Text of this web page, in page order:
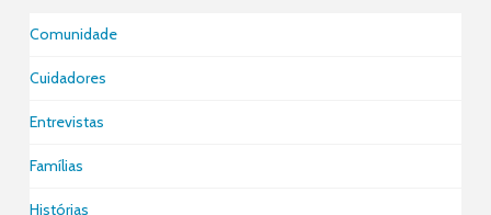
Comunidade
Cuidadores
Entrevistas
Famílias
Histórias